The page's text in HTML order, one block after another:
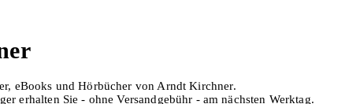
eBooks und Hörbücher von Arndt Kirchner.
erhalten Sie - ohne Versandgebühr - am nächsten Werktag.